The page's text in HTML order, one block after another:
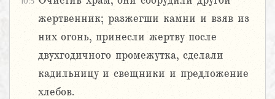
жертвенник; разжегши камни и взяв из
них огонь, принесли жертву после
двухгодичного промежутка, сделали
кадильницу и свещники и предложение
хлебов.